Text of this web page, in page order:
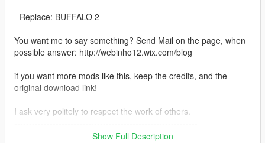
- Replace: BUFFALO 2
You want me to say something? Send Mail on the page, when
possible answer: http://webinho12.wix.com/blog
if you want more mods like this, keep the credits, and the
original download link!
I ask very politely to respect the work of others.
Show Full Description